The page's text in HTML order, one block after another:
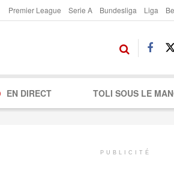
Premier League Serie A Bundesliga Liga
EN DIRECT TOLI SOUS LE
PUBLICITÉ